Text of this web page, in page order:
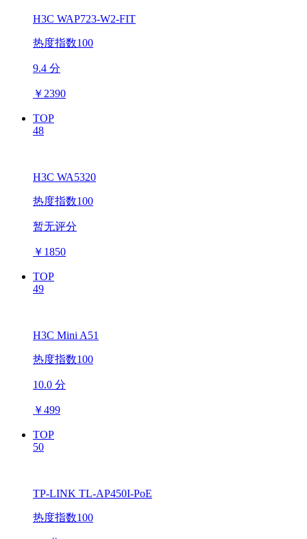
H3C WAP723-W2-FIT
热度指数100
9.4 分
￥ 2390
TOP
48
H3C WA5320
热度指数100
暂无评分
￥ 1850
TOP
49
H3C Mini A51
热度指数100
10.0 分
￥499
TOP
50
TP-LINK TL-AP450I-PoE
热度指数100